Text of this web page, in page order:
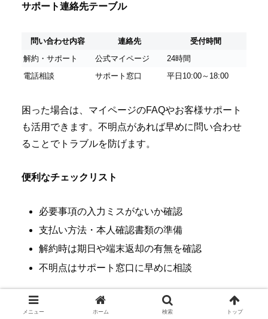
サポート連絡先テーブル
問い合わせ内容 連絡先
受付時間
解約・サポート
公式マイページ
24時間
電話相談
サポート窓口 平日10:00～18:00
困った場合は、マイページのFAQやお客様サポート
も活用できます。不明点があれば早めに問い合わせ
ることでトラブルを防げます。
便利なチェックリスト
必要事項の入力ミスがないか確認
支払い方法・本人確認書類の準備
解約時は期日や端末返却の有無を確認
不明点はサポート窓口に早めに相談
これらの流れを押さえれば、どんなときもWiFiの契
メニュー ホーム 検索 トップ